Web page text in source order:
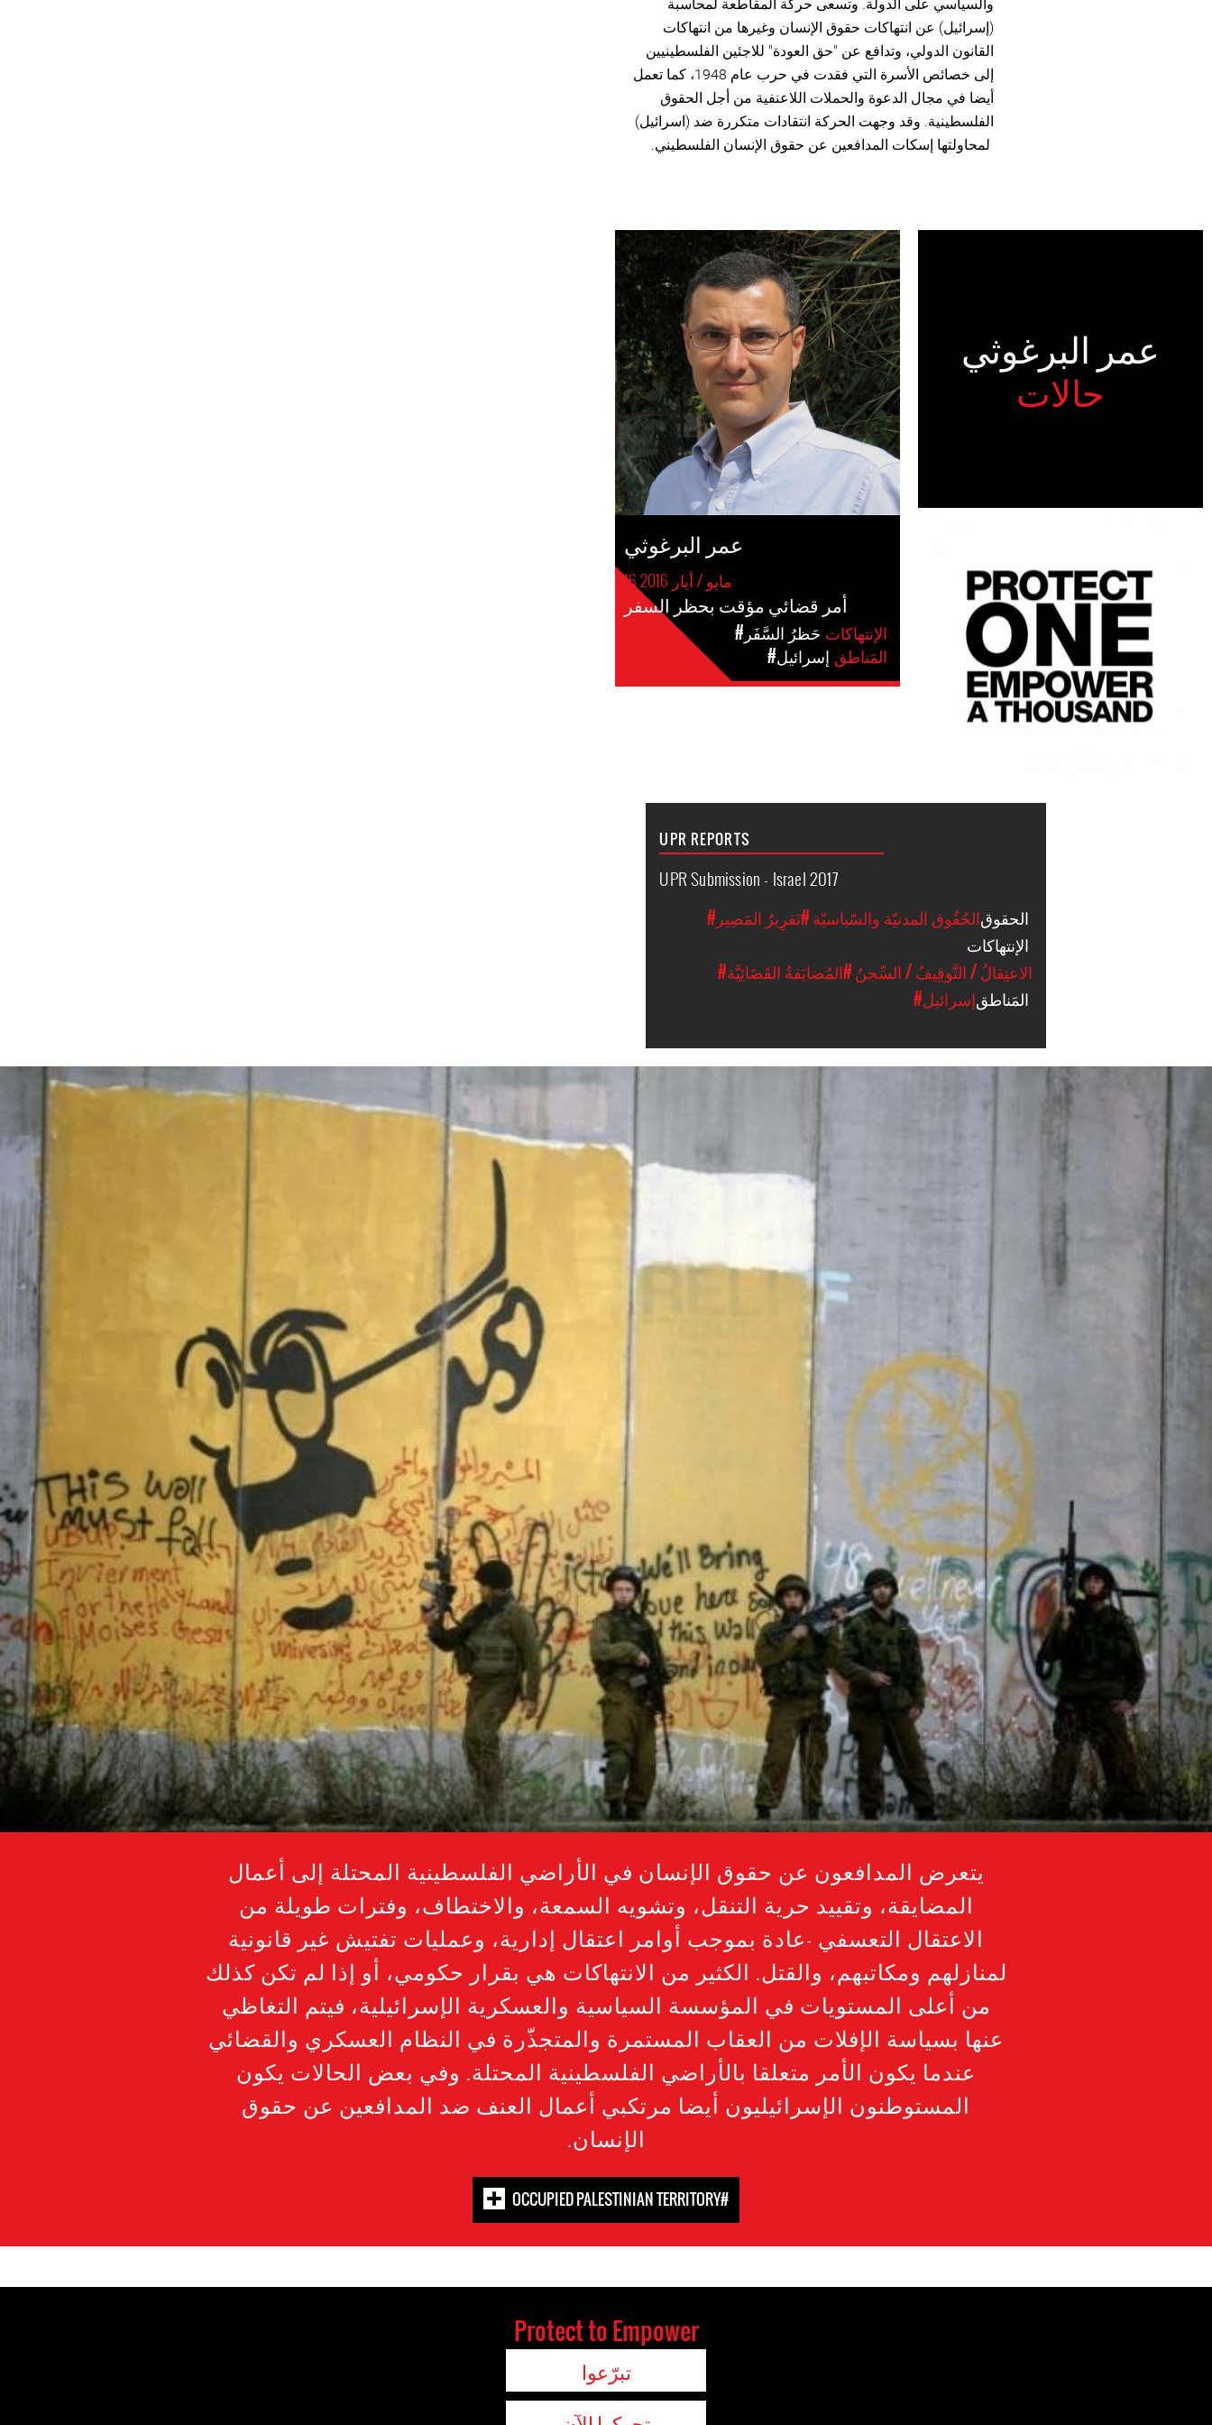
والسياسي على الدولة. وتسعى حركة المقاطعة لمحاسبة
(إسرائيل) عن انتهاكات حقوق الإنسان وغيرها من انتهاكات
القانون الدولي، وتدافع عن "حق العودة" للاجئين الفلسطينيين
إلى خصائص الأسرة التي فقدت في حرب عام 1948، كما تعمل
أيضا في مجال الدعوة والحملات اللاعنفية من أجل الحقوق
الفلسطينية. وقد وجهت الحركة انتقادات متكررة ضد (اسرائيل)
لمحاولتها إسكات المدافعين عن حقوق الإنسان الفلسطيني.
عمر البرغوثي
حالات
عمر البرغوثي
16 مايو / أيار 2016
أمر قضائي مؤقت بحظر السفر
#حَظرُ السَّفَر
#إسرائيل
UPR REPORTS
UPR Submission - Israel 2017
#الحُقُوق المدنيّة والسّياسيّة#تَقرِيرُ المَصِير
#الاعتِقالُ / التَّوقِيفُ / السِّجنُ#المُضايَقةُ القَضَائِيَّة
#إسرائيل
israel-
general-
context.jpg
يتعرض المدافعون عن حقوق الإنسان في الأراضي الفلسطينية المحتلة إلى أعمال
المضايقة، وتقييد حرية التنقل، وتشويه السمعة، والاختطاف، وفترات طويلة من
الاعتقال التعسفي -عادة بموجب أوامر اعتقال إدارية، وعمليات تفتيش غير قانونية
لمنازلهم ومكاتبهم، والقتل. الكثير من الانتهاكات هي بقرار حكومي، أو إذا لم تكن كذلك
من أعلى المستويات في المؤسسة السياسية والعسكرية الإسرائيلية، فيتم التغاظي
عنها بسياسة الإفلات من العقاب المستمرة والمتجذّرة في النظام العسكري والقضائي
عندما يكون الأمر متعلقا بالأراضي الفلسطينية المحتلة. وفي بعض الحالات يكون
المستوطنون الإسرائيليون أيضا مرتكبي أعمال العنف ضد المدافعين عن حقوق
الإنسان.
#OCCUPIED PALESTINIAN TERRITORY
Protect to Empower
تبرّعوا